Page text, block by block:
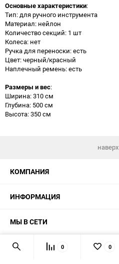
Основные характеристики:
Тип: для ручного инструмента
Материал: нейлон
Количество секций: 1 шт
Колеса: нет
Ручка для переноски: есть
Цвет: черный/красный
Наплечный ремень: есть
Размеры и вес:
Ширина: 310 см
Глубина: 500 см
Высота: 350 см
наверх
КОМПАНИЯ
ИНФОРМАЦИЯ
МЫ В СЕТИ
КОНТАКТЫ 0 0